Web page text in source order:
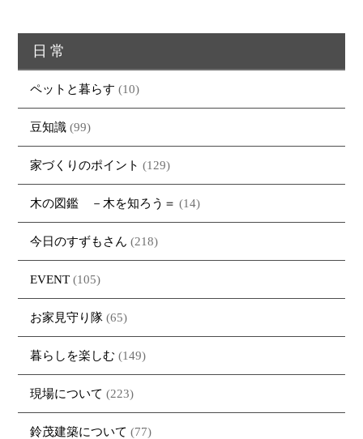
日常
ペットと暮らす (10)
豆知識 (99)
家づくりのポイント (129)
木の図鑑 －木を知ろう＝ (14)
今日のすずもさん (218)
EVENT (105)
お家見守り隊 (65)
暮らしを楽しむ (149)
現場について (223)
鈴茂建築について (77)